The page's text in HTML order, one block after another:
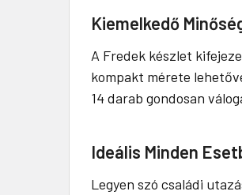
Kiemelkedő
A Fredek készlet
kompakt mérete
14 darab gondosan
Ideális Minden
Legyen szó családi